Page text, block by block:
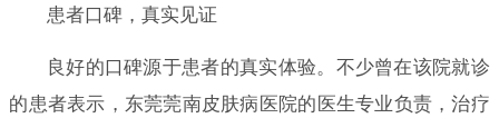
患者口碑，真实见证
良好的口碑源于患者的真实体验。不少曾在该院就诊
的患者表示，东莞莞南皮肤病医院的医生专业负责，治疗